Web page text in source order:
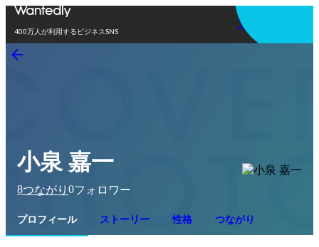
400万人が利用するビジネスSNS
アプリを使う
小泉 嘉一
8つながり 0フォロワー
プロフィール ストーリー 性格 つながり